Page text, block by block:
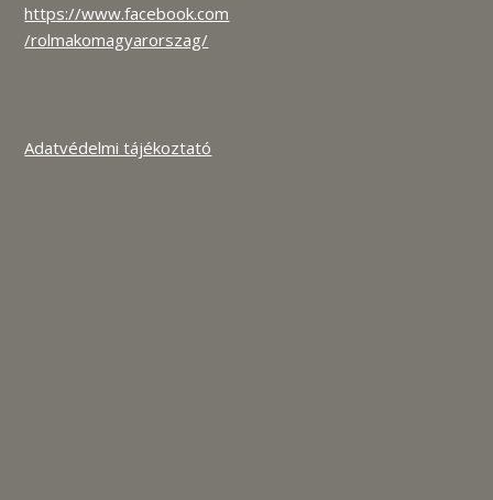
https://www.facebook.com
/rolmakomagyarorszag/
Adatvédelmi tájékoztató